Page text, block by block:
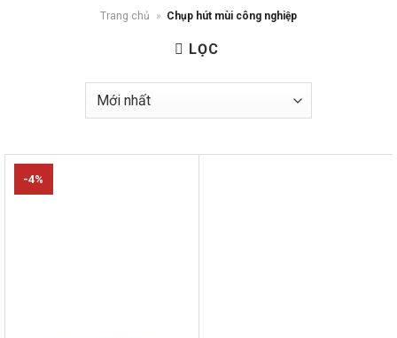
Trang chủ » Chụp hút mùi công nghiệp
LỌC
-4%